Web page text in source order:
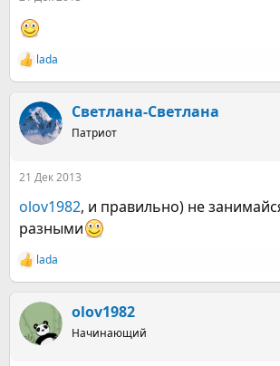
Р
е
к
ц
и
lada
Светлана-Светлана
Патриот
21 Дек 2013
olov1982, и правильно) не
разными
Р
е
к
ц
и
lada
olov1982
Начинающий